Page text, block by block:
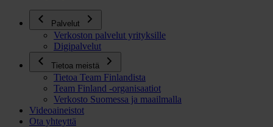
Palvelut
Verkoston palvelut yrityksille
Digipalvelut
Tietoa meistä
Tietoa Team Finlandista
Team Finland -organisaatiot
Verkosto Suomessa ja maailmalla
Videoaineistot
Ota yhteyttä